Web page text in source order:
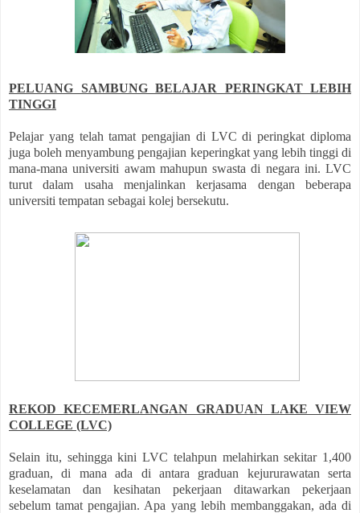
PELUANG SAMBUNG BELAJAR PERINGKAT LEBIH
TINGGI
Pelajar yang telah tamat pengajian di LVC di peringkat diploma
juga boleh menyambung pengajian keperingkat yang lebih tinggi di
mana-mana universiti awam mahupun swasta di negara ini. LVC
turut dalam usaha menjalinkan kerjasama dengan beberapa
universiti tempatan sebagai kolej bersekutu.
REKOD KECEMERLANGAN GRADUAN LAKE VIEW
COLLEGE (LVC)
Selain itu, sehingga kini LVC telahpun melahirkan sekitar 1,400
graduan, di mana ada di antara graduan kejururawatan serta
keselamatan dan kesihatan pekerjaan ditawarkan pekerjaan
sebelum tamat pengajian. Apa yang lebih membanggakan, ada di